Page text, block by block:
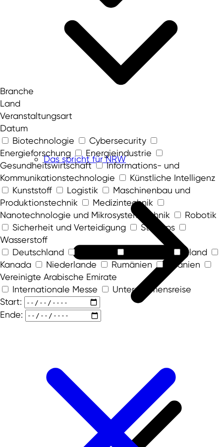
Das spricht für NRW
Branche
Land
Veranstaltungsart
Datum
Biotechnologie
Cybersecurity
Energieforschung
Energieindustrie
Gesundheitswirtschaft
Informations- und
Kommunikationstechnologie
Künstliche Intelligenz
Kunststoff
Logistik
Maschinenbau und
Produktionstechnik
Medizintechnik
Nanotechnologie und Mikrosystemtechnik
Robotik
Sicherheit und Verteidigung
Startups
Wasserstoff
Deutschland
Irland
Kanada
Niederlande Rumänien
Spanien
Vereinigte Arabische Emirate
Internationale Messe
Unternehmensreise
Start:
Ende: